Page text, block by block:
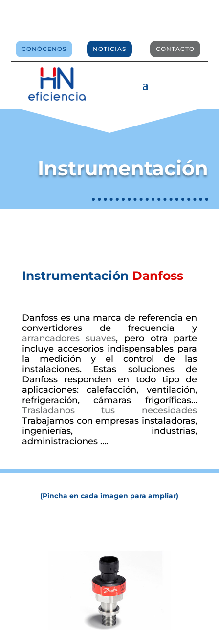
CONÓCENOS NOTICIAS CONTACTO
Instrumentación
Instrumentación Danfoss
Danfoss es una marca de referencia en
convertidores de frecuencia y
arrancadores suaves, pero otra parte
incluye accesorios indispensables para
la medición y el control de las
instalaciones. Estas soluciones de
Danfoss responden en todo tipo de
aplicaciones: calefacción, ventilación,
refrigeración, cámaras frigoríficas…
Trasladanos tus necesidades
Trabajamos con empresas instaladoras,
ingenierías, industrias,
administraciones ….
(Pincha en cada imagen para ampliar)